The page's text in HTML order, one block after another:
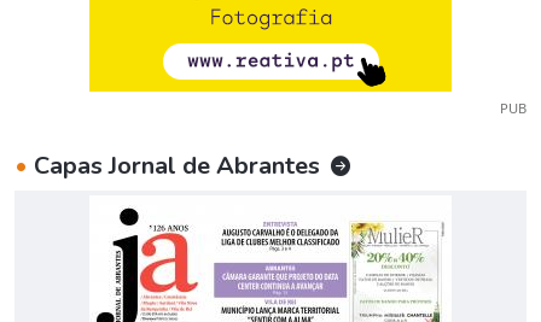
PUB
• Capas Jornal de Abrantes